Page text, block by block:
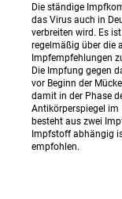
Die ständige
das Virus auch in
verbreiten wird. Es
regelmäßig über die
Impfempfehlungen
Die Impfung gegen
vor Beginn der
damit in der Phase
Antikörperspiegel im
besteht aus zwei
Impfstoff abhängig
empfohlen.